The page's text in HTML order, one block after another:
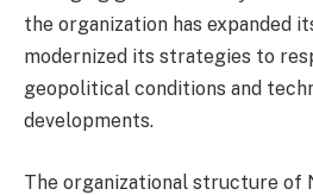
the organization has expanded
modernized its strategies to
geopolitical conditions and
developments.
The organizational structure of